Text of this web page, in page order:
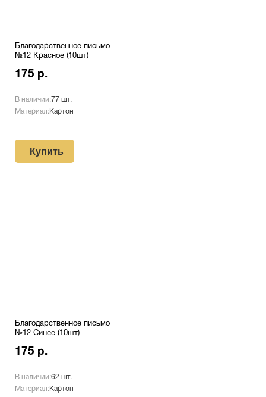
Благодарственное письмо
№12 Красное (10шт)
175 р.
В наличии:77 шт.
Материал:Картон
Купить
Благодарственное письмо
№12 Синее (10шт)
175 р.
В наличии:62 шт.
Материал:Картон